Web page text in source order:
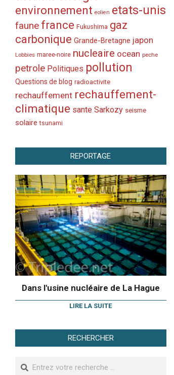
environnement eolien etats-unis
faune france Fukushima gaz
carbonique Grande-Bretagne japon
Lobbies maree-noire nucleaire ocean peche
petrole Politiques pollution
Questions de blog radioactivite
rechauffement rechauffement-
climatique sante Sarkozy seisme
solaire tsunami
REPORTAGE
Dans l'usine nucléaire de La Hague
LIRE LA SUITE
RECHERCHER